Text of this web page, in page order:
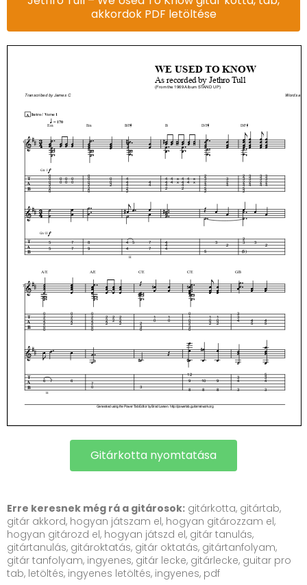
akkordok PDF letöltése
Gitárkotta nyomtatása
Erre keresnek még rá a gitárosok: gitárkotta, gitártab,
gitár akkord, hogyan játszam el, hogyan gitározzam el,
hogyan gitározd el, hogyan játszd el, gitár tanulás,
gitártanulás, gitároktatás, gitár oktatás, gitártanfolyam,
gitár tanfolyam, ingyenes, gitár lecke, gitárlecke, guitar pro
tab, letöltés, ingyenes letöltés, ingyenes, pdf